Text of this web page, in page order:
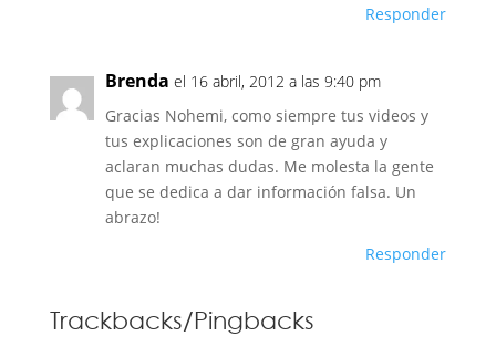
Responder
Brenda el 16 abril, 2012 a las 9:40 pm
Gracias Nohemi, como siempre tus videos y
tus explicaciones son de gran ayuda y
aclaran muchas dudas. Me molesta la gente
que se dedica a dar información falsa. Un
abrazo!
Responder
Trackbacks/Pingbacks